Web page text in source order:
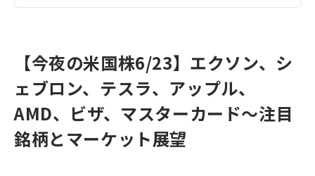
【今夜の米国株6/23】エクソン、シ
ェブロン、テスラ、アップル、
AMD、ビザ、マスターカード～注目
銘柄とマーケット展望